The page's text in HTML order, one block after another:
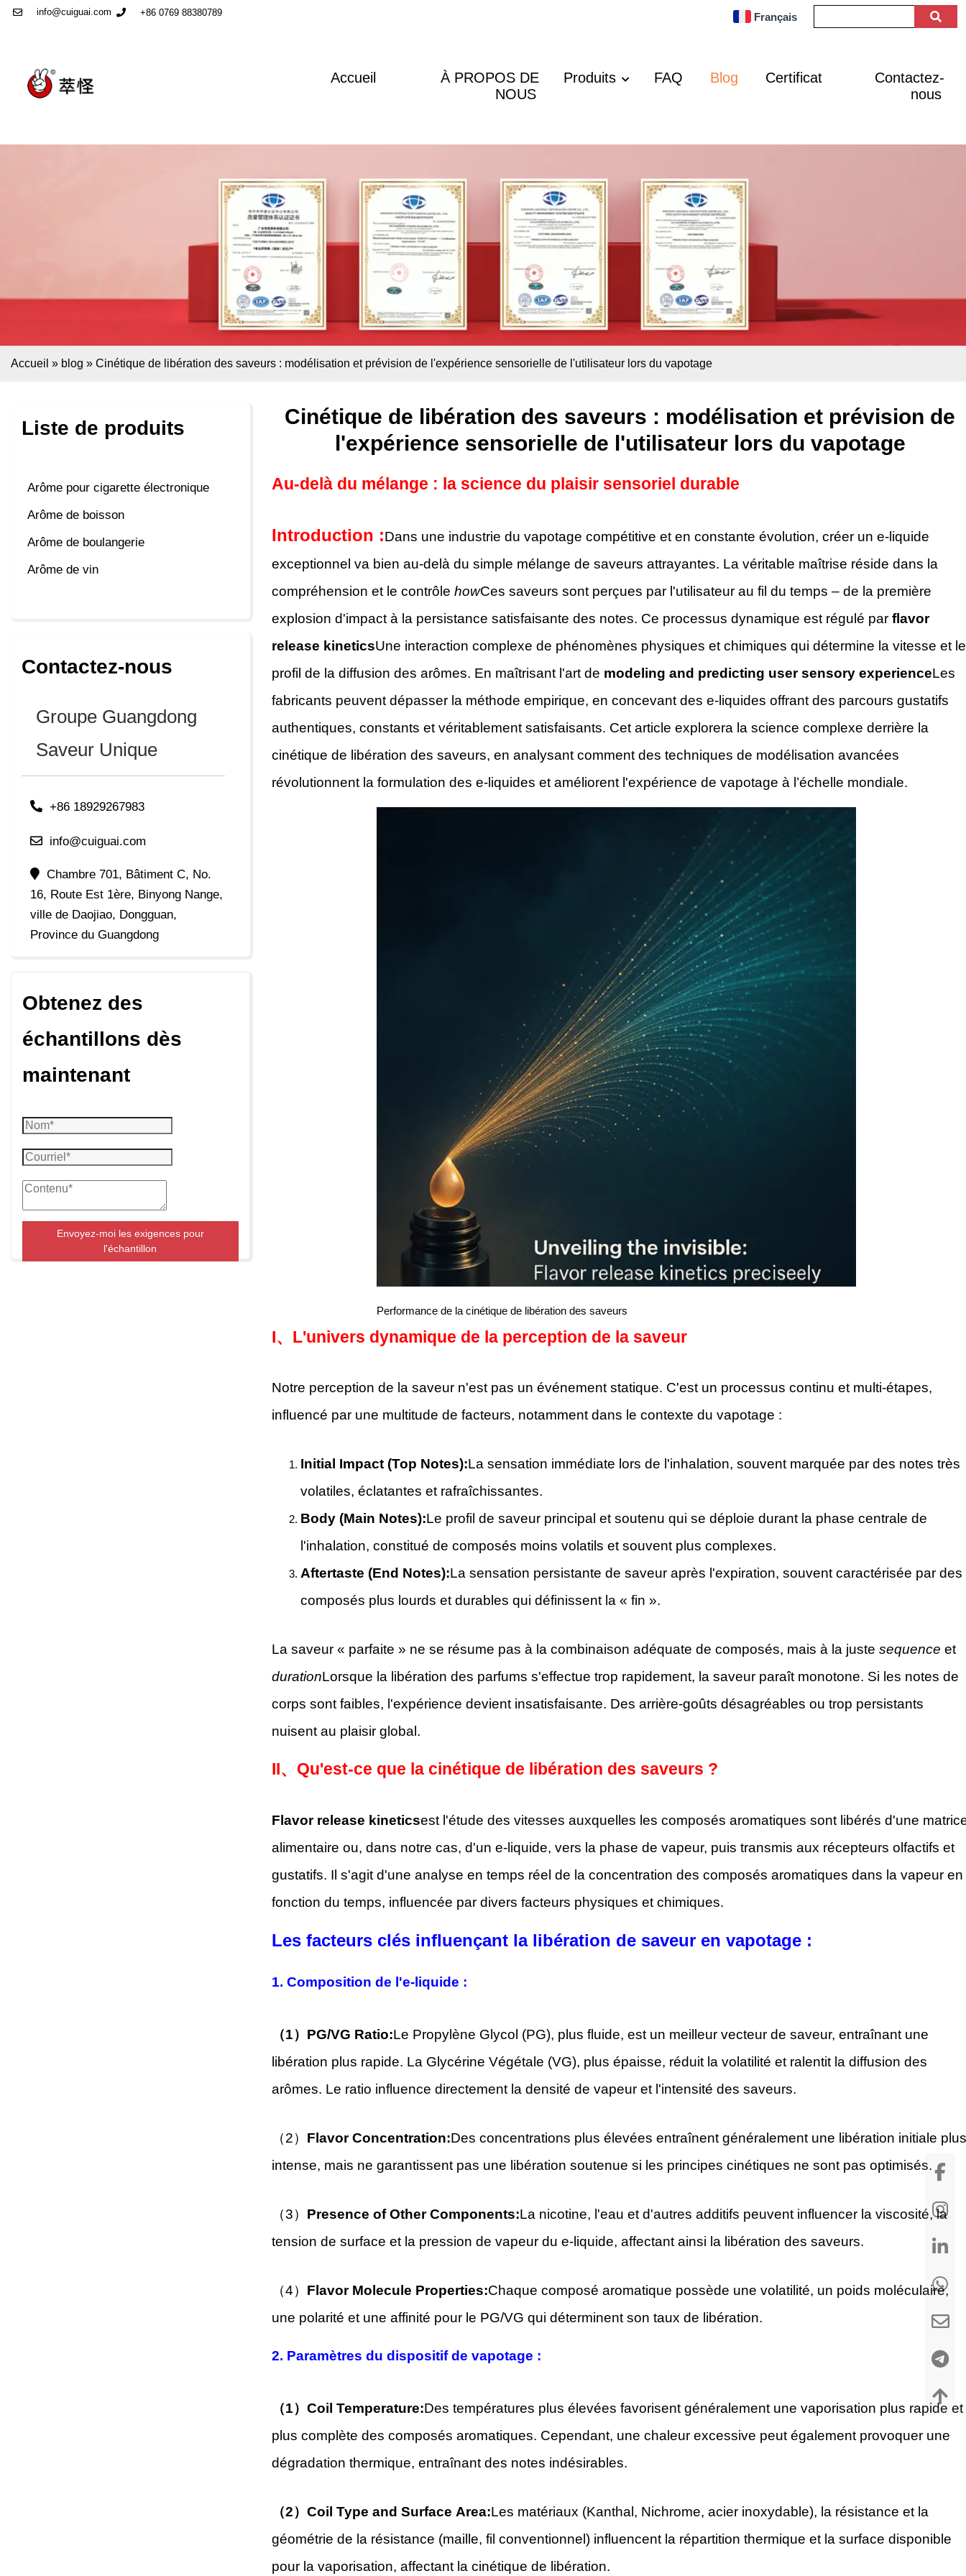
info@cuiguai.com +86 0769 88380789 Français
Accueil
À PROPOS DE
NOUS
Produits FAQ Blog Certificat
Contactez-
nous
Accueil » blog » Cinétique de libération des saveurs : modélisation et prévision de l'expérience sensorielle de l'utilisateur lors du vapotage
Liste de produits
Arôme pour cigarette électronique
Arôme de boisson
Arôme de boulangerie
Arôme de vin
Contactez-nous
Groupe Guangdong
Saveur Unique
+86 18929267983
info@cuiguai.com
Chambre 701, Bâtiment C, No.
16, Route Est 1ère, Binyong Nange,
ville de Daojiao, Dongguan,
Province du Guangdong
Obtenez des
échantillons dès
maintenant
Envoyez-moi les exigences pour
l'échantillon
Cinétique de libération des saveurs : modélisation et prévision de
l'expérience sensorielle de l'utilisateur lors du vapotage
Au-delà du mélange : la science du plaisir sensoriel durable
Introduction :Dans une industrie du vapotage compétitive et en constante évolution, créer un e-liquide
exceptionnel va bien au-delà du simple mélange de saveurs attrayantes. La véritable maîtrise réside dans la
compréhension et le contrôle howCes saveurs sont perçues par l'utilisateur au fil du temps – de la première
explosion d'impact à la persistance satisfaisante des notes. Ce processus dynamique est régulé par flavor
release kineticsUne interaction complexe de phénomènes physiques et chimiques qui détermine la vitesse et le
profil de la diffusion des arômes. En maîtrisant l'art de modeling and predicting user sensory experienceLes
fabricants peuvent dépasser la méthode empirique, en concevant des e-liquides offrant des parcours gustatifs
authentiques, constants et véritablement satisfaisants. Cet article explorera la science complexe derrière la
cinétique de libération des saveurs, en analysant comment des techniques de modélisation avancées
révolutionnent la formulation des e-liquides et améliorent l'expérience de vapotage à l’échelle mondiale.
Performance de la cinétique de libération des saveurs
I、 L'univers dynamique de la perception de la saveur
Notre perception de la saveur n'est pas un événement statique. C'est un processus continu et multi-étapes,
influencé par une multitude de facteurs, notamment dans le contexte du vapotage :
Initial Impact (Top Notes):La sensation immédiate lors de l'inhalation, souvent marquée par des notes très
volatiles, éclatantes et rafraîchissantes.
Body (Main Notes):Le profil de saveur principal et soutenu qui se déploie durant la phase centrale de
l'inhalation, constitué de composés moins volatils et souvent plus complexes.
Aftertaste (End Notes):La sensation persistante de saveur après l'expiration, souvent caractérisée par des
composés plus lourds et durables qui définissent la « fin ».
La saveur « parfaite » ne se résume pas à la combinaison adéquate de composés, mais à la juste sequence et
durationLorsque la libération des parfums s'effectue trop rapidement, la saveur paraît monotone. Si les notes de
corps sont faibles, l'expérience devient insatisfaisante. Des arrière-goûts désagréables ou trop persistants
nuisent au plaisir global.
II、 Qu'est-ce que la cinétique de libération des saveurs ?
Flavor release kineticsest l'étude des vitesses auxquelles les composés aromatiques sont libérés d'une
alimentaire ou, dans notre cas, d'un e-liquide, vers la phase de vapeur, puis transmis aux récepteurs olfactifs et
gustatifs. Il s'agit d'une analyse en temps réel de la concentration des composés aromatiques dans la vapeur en
fonction du temps, influencée par divers facteurs physiques et chimiques.
Les facteurs clés influençant la libération de saveur en vapotage :
1. Composition de l'e-liquide :
（1） PG/VG Ratio:Le Propylène Glycol (PG), plus fluide, est un meilleur vecteur de saveur, entraînant une
libération plus rapide. La Glycérine Végétale (VG), plus épaisse, réduit la volatilité et ralentit la diffusion des
arômes. Le ratio influence directement la densité de vapeur et l'intensité des saveurs.
（2） Flavor Concentration:Des concentrations plus élevées entraînent généralement une libération initiale plus
intense, mais ne garantissent pas une libération soutenue si les principes cinétiques ne sont pas optimisés.
（3） Presence of Other Components:La nicotine, l'eau et d'autres additifs peuvent influencer la viscosité, la
tension de surface et la pression de vapeur du e-liquide, affectant ainsi la libération des saveurs.
（4） Flavor Molecule Properties:Chaque composé aromatique possède une volatilité, un poids moléculaire,
une polarité et une affinité pour le PG/VG qui déterminent son taux de libération.
2. Paramètres du dispositif de vapotage :
（1）Coil Temperature:Des températures plus élevées favorisent généralement une vaporisation plus rapide et
plus complète des composés aromatiques. Cependant, une chaleur excessive peut également provoquer une
dégradation thermique, entraînant des notes indésirables.
（2）Coil Type and Surface Area:Les matériaux (Kanthal, Nichrome, acier inoxydable), la résistance et la
géométrie de la résistance (maille, fil conventionnel) influencent la répartition thermique et la surface disponible
pour la vaporisation, affectant la cinétique de libération.